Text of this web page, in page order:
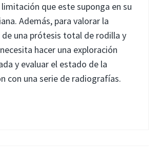
que este suponga en su
Además, para valorar la
de una prótesis total de rodilla y
hacer una exploración
y evaluar el estado de la
con una serie de radiografías.